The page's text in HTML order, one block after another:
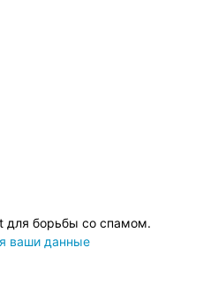
для борьбы со спамом.
ваши данные